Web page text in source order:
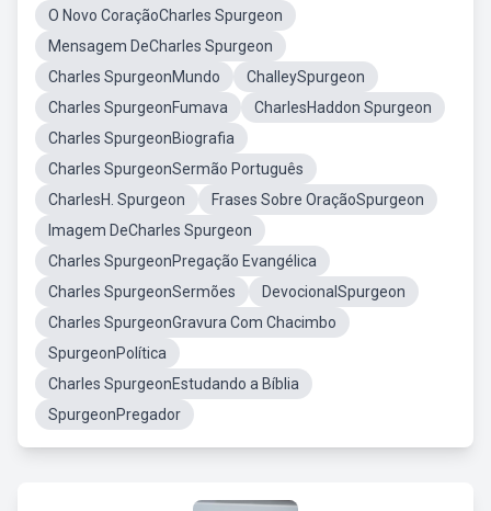
O Novo CoraçãoCharles Spurgeon
Mensagem DeCharles Spurgeon
Charles SpurgeonMundo
ChalleySpurgeon
Charles SpurgeonFumava
CharlesHaddon Spurgeon
Charles SpurgeonBiografia
Charles SpurgeonSermão Português
CharlesH. Spurgeon
Frases Sobre OraçãoSpurgeon
Imagem DeCharles Spurgeon
Charles SpurgeonPregação Evangélica
Charles SpurgeonSermões
DevocionalSpurgeon
Charles SpurgeonGravura Com Chacimbo
SpurgeonPolítica
Charles SpurgeonEstudando a Bíblia
SpurgeonPregador